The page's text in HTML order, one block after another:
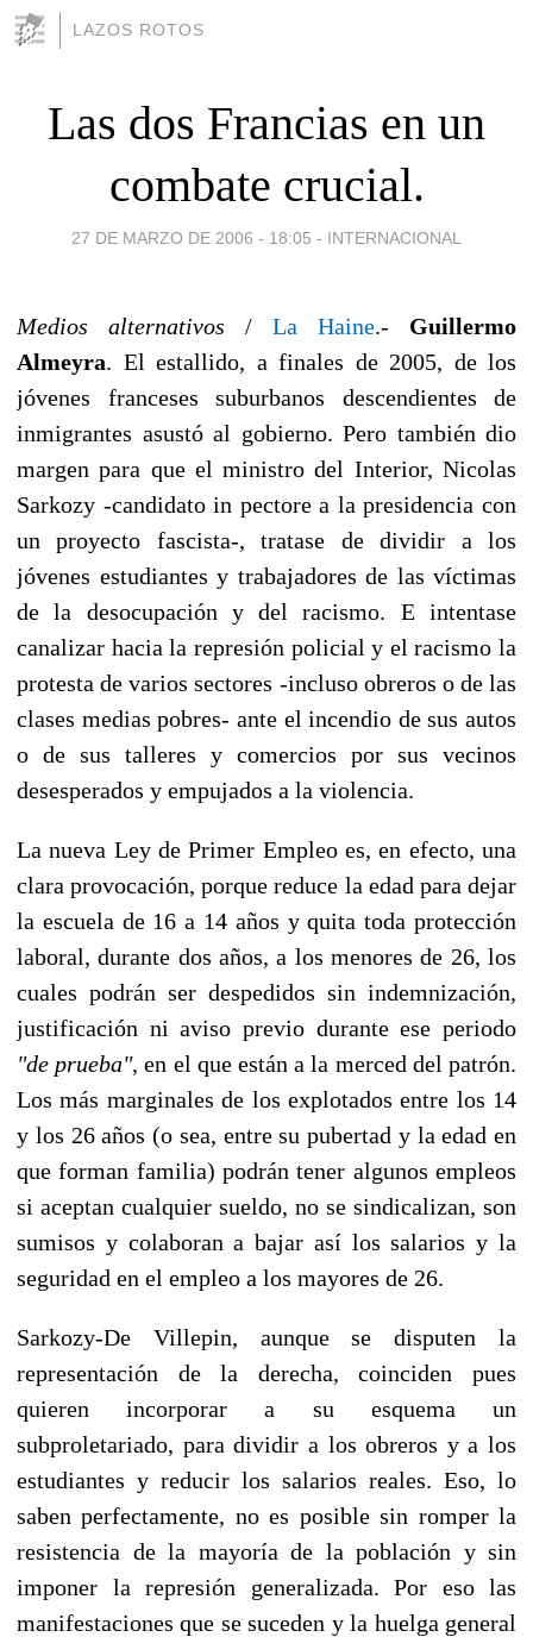
LAZOS ROTOS
Las dos Francias en un
combate crucial.
27 DE MARZO DE 2006 - 18:05 - INTERNACIONAL
Medios alternativos / La Haine.- Guillermo
Almeyra. El estallido, a finales de 2005, de los
jóvenes franceses suburbanos descendientes de
inmigrantes asustó al gobierno. Pero también dio
margen para que el ministro del Interior, Nicolas
Sarkozy -candidato in pectore a la presidencia con
un proyecto fascista-, tratase de dividir a los
jóvenes estudiantes y trabajadores de las víctimas
de la desocupación y del racismo. E intentase
canalizar hacia la represión policial y el racismo la
protesta de varios sectores -incluso obreros o de las
clases medias pobres- ante el incendio de sus autos
o de sus talleres y comercios por sus vecinos
desesperados y empujados a la violencia.
La nueva Ley de Primer Empleo es, en efecto, una
clara provocación, porque reduce la edad para dejar
la escuela de 16 a 14 años y quita toda protección
laboral, durante dos años, a los menores de 26, los
cuales podrán ser despedidos sin indemnización,
justificación ni aviso previo durante ese periodo
"de prueba", en el que están a la merced del patrón.
Los más marginales de los explotados entre los 14
y los 26 años (o sea, entre su pubertad y la edad en
que forman familia) podrán tener algunos empleos
si aceptan cualquier sueldo, no se sindicalizan, son
sumisos y colaboran a bajar así los salarios y la
seguridad en el empleo a los mayores de 26.
Sarkozy-De Villepin, aunque se disputen la
representación de la derecha, coinciden pues
quieren incorporar a su esquema un
subproletariado, para dividir a los obreros y a los
estudiantes y reducir los salarios reales. Eso, lo
saben perfectamente, no es posible sin romper la
resistencia de la mayoría de la población y sin
imponer la represión generalizada. Por eso las
manifestaciones que se suceden y la huelga general